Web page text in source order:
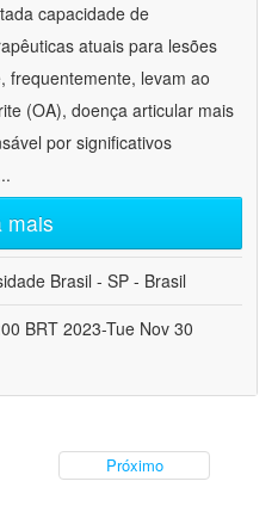
capacidade de
atuais para lesões
frequentemente, levam ao
(OA), doença articular mais
por significativos
mais
Brasil - SP - Brasil
BRT 2023-Tue Nov 30
Próximo